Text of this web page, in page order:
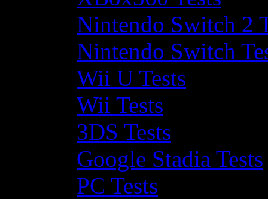
Nintendo Switch 2
Nintendo Switch
Wii U Tests
Wii Tests
3DS Tests
Google Stadia Tests
PC Tests